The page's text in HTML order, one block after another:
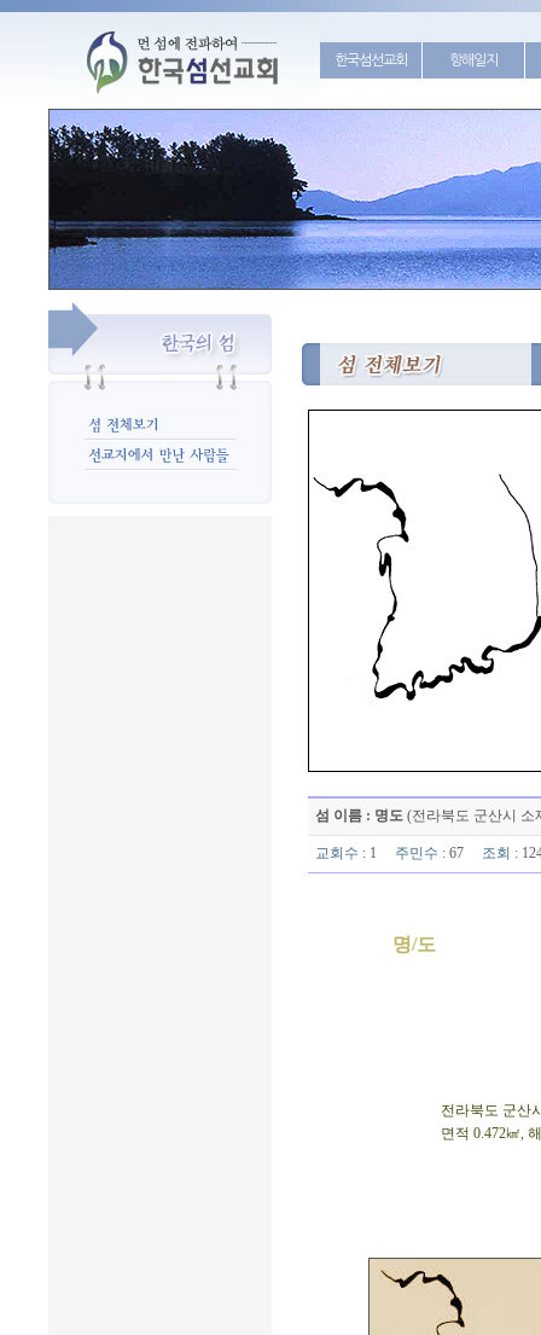
한국섬선교회 항해일지
섬 이름 : 명도 (전라북도 군산시 소
교회수 : 1 주민수 : 67 조회 :
명/도
전라북도 군산
면적 0.472㎢,